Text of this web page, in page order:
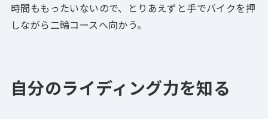
時間ももったいないので、とりあえずと手でバイクを押
しながら二輪コースへ向かう。
自分のライディング力を知る